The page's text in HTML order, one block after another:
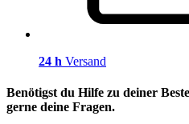
24 h Versand
Benötigst du Hilfe zu deiner
gerne deine Fragen.